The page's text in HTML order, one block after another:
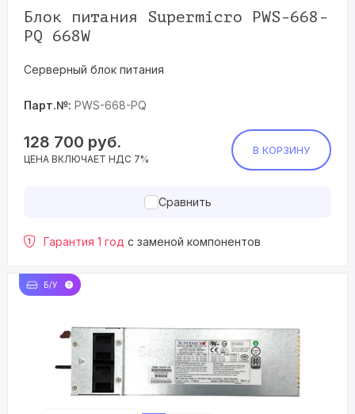
Блок питания Supermicro PWS-668-
PQ 668W
Серверный блок питания
Парт.№: PWS-668-PQ
128 700 руб.
ЦЕНА ВКЛЮЧАЕТ НДС 7%
В КОРЗИНУ
Сравнить
Гарантия 1 год с заменой компонентов
Б/У